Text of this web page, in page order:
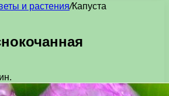
и растения/Капуста